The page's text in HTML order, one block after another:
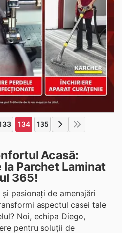
134 135
Acasă:
Parchet Laminat
365!
pasionați de amenajări
aspectul casei tale
Noi, echipa Diego,
pentru soluții de